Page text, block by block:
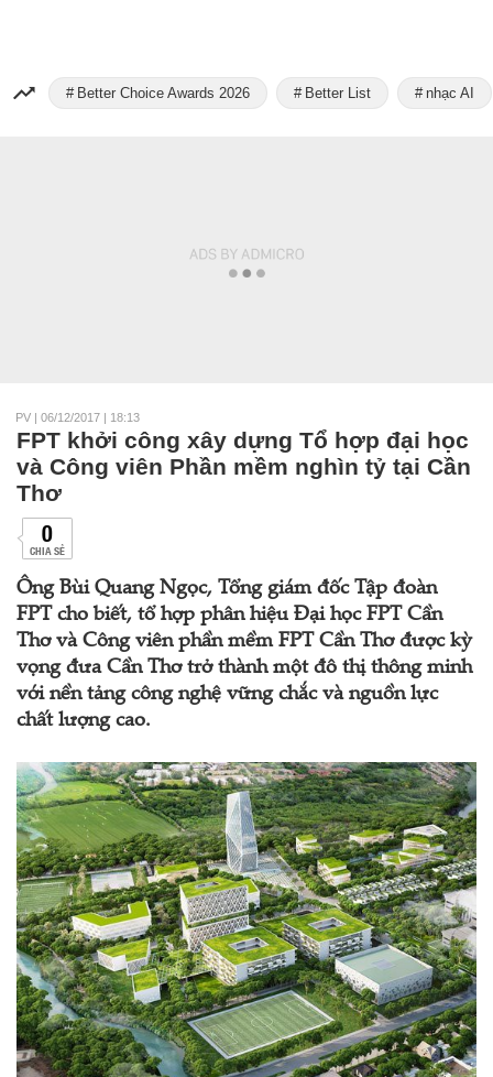
Better Choice Awards 2026 Better List nhạc AI
PV | 06/12/2017 | 18:13
FPT khởi công xây dựng Tổ hợp đại học
và Công viên Phần mềm nghìn tỷ tại Cần
Thơ
0
CHIA SẺ
Ông Bùi Quang Ngọc, Tổng giám đốc Tập đoàn
FPT cho biết, tổ hợp phân hiệu Đại học FPT Cần
Thơ và Công viên phần mềm FPT Cần Thơ được kỳ
vọng đưa Cần Thơ trở thành một đô thị thông minh
với nền tảng công nghệ vững chắc và nguồn lực
chất lượng cao.